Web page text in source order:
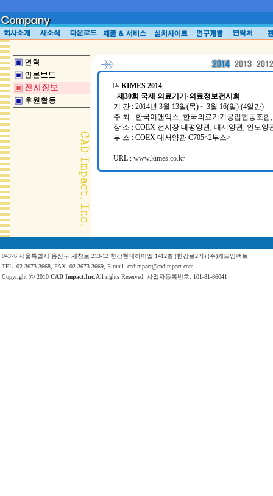
KIMES 2014
제30회 국제 의료기기·의료정보전시회
기 간 : 2014년 3월 13일(목) ~ 3월 16(일) (4일간)
주 최 : 한국이앤엑스, 한국의료기기공업협동조합
장 소 : COEX 전시장 태평양관, 대서양관, 인도양
부 스 : COEX 대서양관 C705<2부스>
URL : www.kimes.co.kr
04376 서울특별시 용산구 새창로 213-12 한강현대하이엘 1412호 (한강로2가) (주)캐드임팩트
TEL. 02-3673-3668, FAX. 02-3673-3669, E-mail. cadimpact@cadimpact.com
Copyright ⓒ 2010 CAD Impact,Inc.All rights Reserved. 사업자등록번호: 101-81-66041